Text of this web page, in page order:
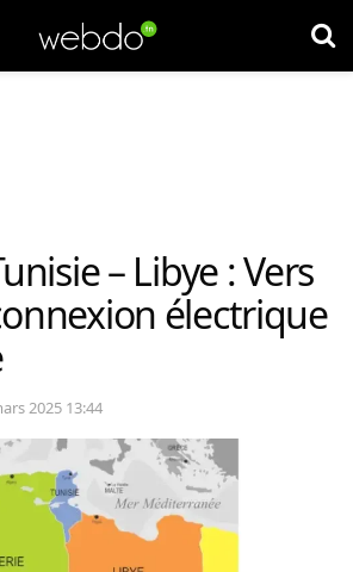
– Libye : Vers
électrique
2025 13:44